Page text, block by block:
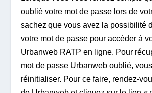
oublié votre mot de passe lors de
sachez que vous avez la possibilité
votre mot de passe pour accéder à
Urbanweb RATP en ligne. Pour
mot de passe Urbanweb oublié,
réinitialiser. Pour ce faire, rendez-